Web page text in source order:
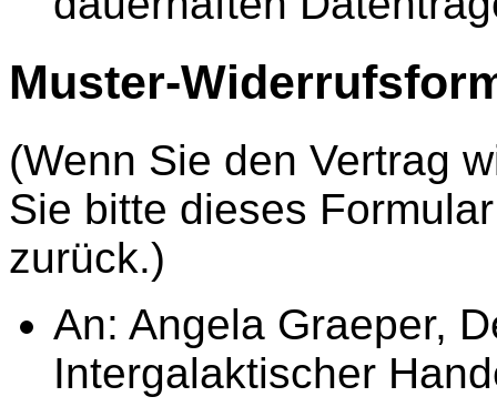
Muster-
(Wenn Sie den Vertrag
Sie bitte dieses
zurück.)
An: Angela Graeper,
Intergalaktischer